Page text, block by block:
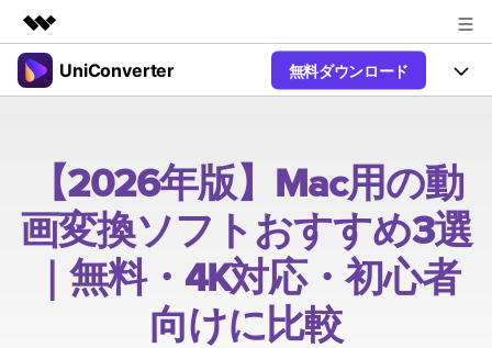
製品
ソリューション
企業情報
プラン＆価格
サポート
UniConverter 無料ダウンロード
UniConverter-動画変換ソフト
UniConverter Windows版
UniConverter Mac版
音声をテキストに
音声ファイルや動画ファイルを正
確かつ便利にテキストに変換
New
オンラインツール
オンライン動画圧縮ツール
動画・画像の無料圧縮
New
Ver17へアップグレード
【2026年版】Mac用の動
画変換ソフトおすすめ3選
｜無料・4K対応・初心者
向けに比較